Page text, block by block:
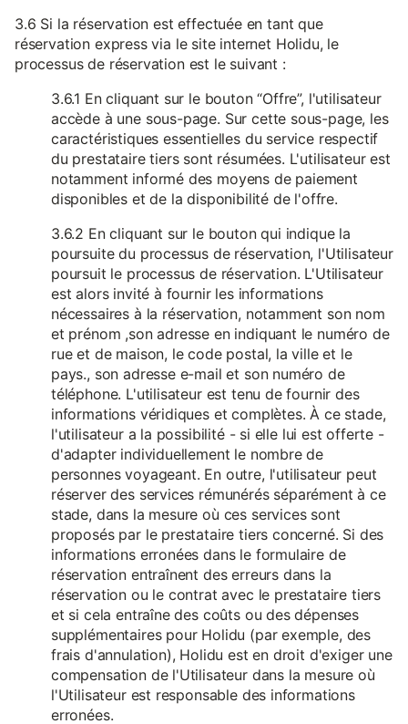
3.6 Si la réservation est effectuée en tant que
réservation express via le site internet Holidu, le
processus de réservation est le suivant :
3.6.1 En cliquant sur le bouton “Offre”, l'utilisateur
accède à une sous-page. Sur cette sous-page, les
caractéristiques essentielles du service respectif
du prestataire tiers sont résumées. L'utilisateur est
notamment informé des moyens de paiement
disponibles et de la disponibilité de l'offre.
3.6.2 En cliquant sur le bouton qui indique la
poursuite du processus de réservation, l'Utilisateur
poursuit le processus de réservation. L'Utilisateur
est alors invité à fournir les informations
nécessaires à la réservation, notamment son nom
et prénom ,son adresse en indiquant le numéro de
rue et de maison, le code postal, la ville et le
pays., son adresse e-mail et son numéro de
téléphone. L'utilisateur est tenu de fournir des
informations véridiques et complètes. À ce stade,
l'utilisateur a la possibilité - si elle lui est offerte -
d'adapter individuellement le nombre de
personnes voyageant. En outre, l'utilisateur peut
réserver des services rémunérés séparément à ce
stade, dans la mesure où ces services sont
proposés par le prestataire tiers concerné. Si des
informations erronées dans le formulaire de
réservation entraînent des erreurs dans la
réservation ou le contrat avec le prestataire tiers
et si cela entraîne des coûts ou des dépenses
supplémentaires pour Holidu (par exemple, des
frais d'annulation), Holidu est en droit d'exiger une
compensation de l'Utilisateur dans la mesure où
l'Utilisateur est responsable des informations
erronées.